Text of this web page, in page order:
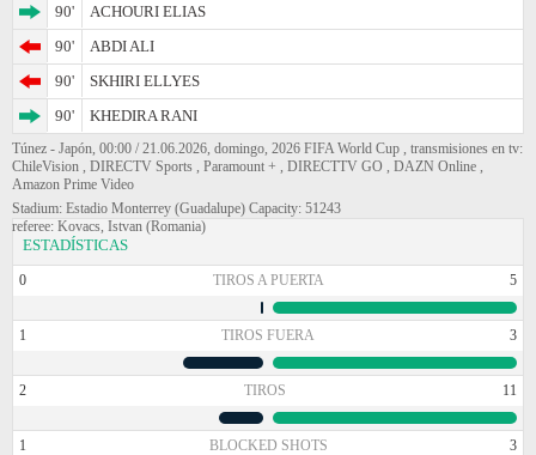
90'
ACHOURI ELIAS
90'
ABDI ALI
90'
SKHIRI ELLYES
90'
KHEDIRA RANI
Túnez - Japón, 00:00 / 21.06.2026, domingo, 2026 FIFA World Cup , transmisiones en tv:
ChileVision , DIRECTV Sports , Paramount + , DIRECTTV GO , DAZN Online ,
Amazon Prime Video
Stadium: Estadio Monterrey (Guadalupe) Capacity: 51243
referee: Kovacs, Istvan (Romania)
ESTADÍSTICAS
0 TIROS A PUERTA 5
1 TIROS FUERA 3
2 TIROS 11
1 BLOCKED SHOTS 3